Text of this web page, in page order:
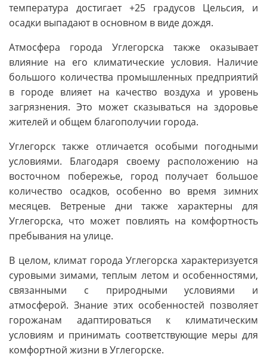
температура достигает +25 градусов Цельсия, и
осадки выпадают в основном в виде дождя.
Атмосфера города Углегорска также оказывает
влияние на его климатические условия. Наличие
большого количества промышленных предприятий
в городе влияет на качество воздуха и уровень
загрязнения. Это может сказываться на здоровье
жителей и общем благополучии города.
Углегорск также отличается особыми погодными
условиями. Благодаря своему расположению на
восточном побережье, город получает большое
количество осадков, особенно во время зимних
месяцев. Ветреные дни также характерны для
Углегорска, что может повлиять на комфортность
пребывания на улице.
В целом, климат города Углегорска характеризуется
суровыми зимами, теплым летом и особенностями,
связанными с природными условиями и
атмосферой. Знание этих особенностей позволяет
горожанам адаптироваться к климатическим
условиям и принимать соответствующие меры для
комфортной жизни в Углегорске.